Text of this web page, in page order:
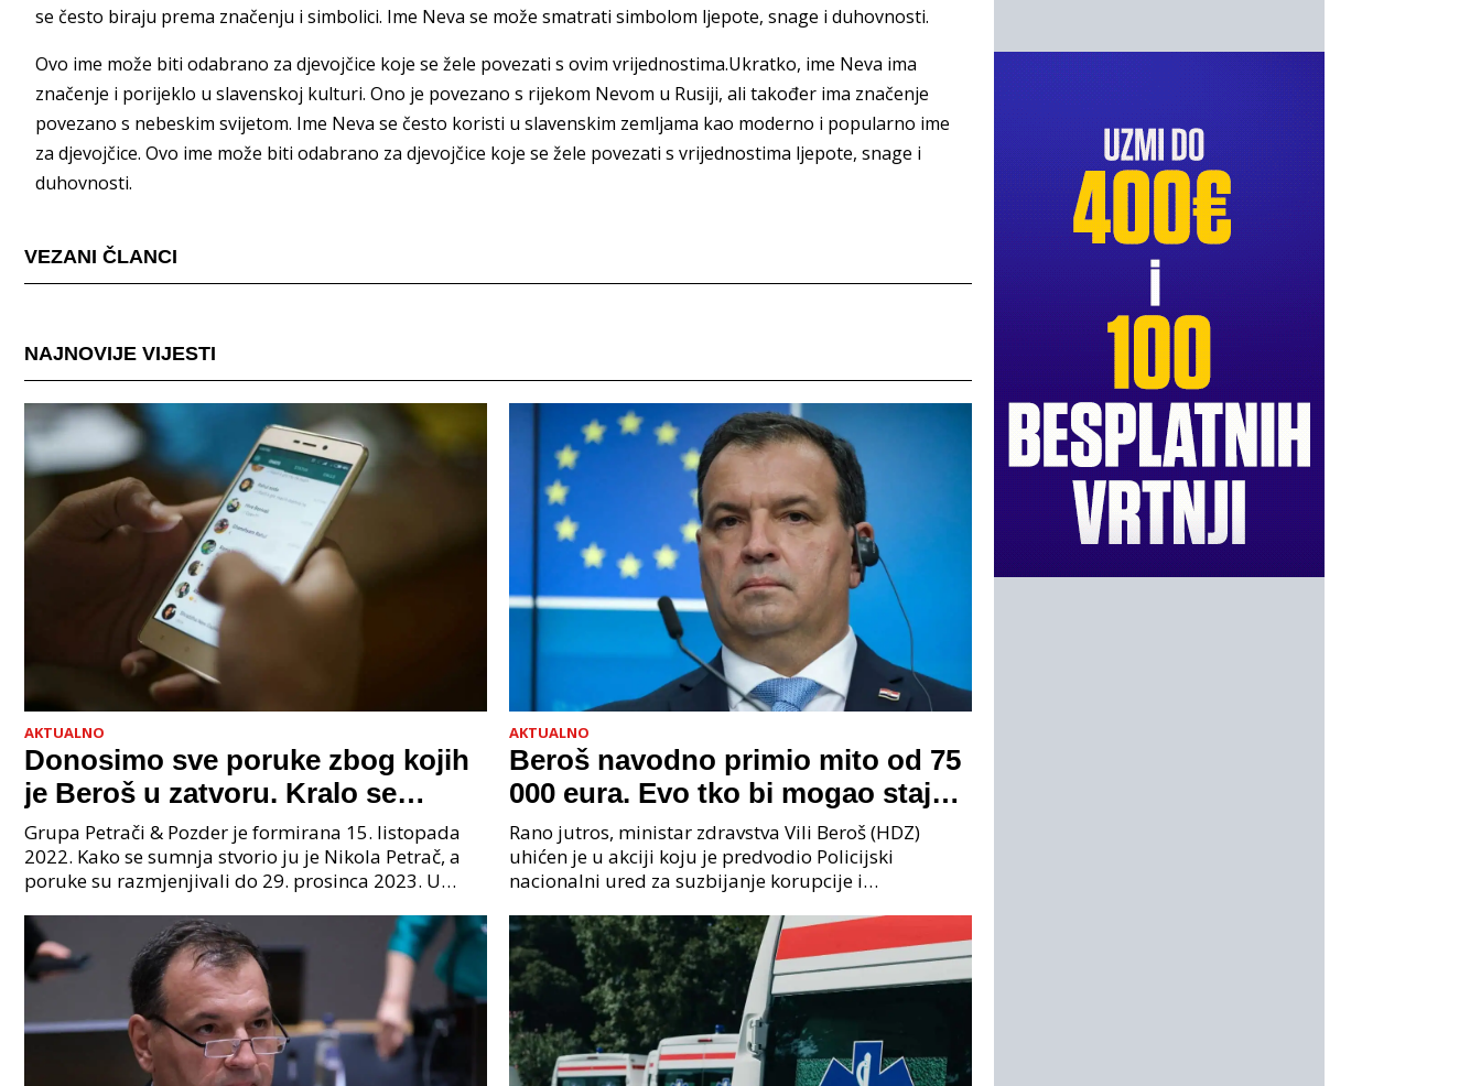
se često biraju prema značenju i simbolici. Ime Neva se može smatrati simbolom ljepote, snage i duhovnosti.
Ovo ime može biti odabrano za djevojčice koje se žele povezati s ovim vrijednostima.Ukratko, ime Neva ima
značenje i porijeklo u slavenskoj kulturi. Ono je povezano s rijekom Nevom u Rusiji, ali također ima značenje
povezano s nebeskim svijetom. Ime Neva se često koristi u slavenskim zemljama kao moderno i popularno ime
za djevojčice. Ovo ime može biti odabrano za djevojčice koje se žele povezati s vrijednostima ljepote, snage i
duhovnosti.
VEZANI ČLANCI
NAJNOVIJE VIJESTI
AKTUALNO
Donosimo sve poruke zbog kojih
je Beroš u zatvoru. Kralo se
godinama. Tko će iz vlade biti
sljedeći uhićen?
Grupa Petrači & Pozder je formirana 15. listopada
2022. Kako se sumnja stvorio ju je Nikola Petrač, a
poruke su razmjenjivali do 29. prosinca 2023. U
AKTUALNO
Beroš navodno primio mito od 75
000 eura. Evo tko bi mogao stajati
na čelu zločinačkog udruženja
Rano jutros, ministar zdravstva Vili Beroš (HDZ)
uhićen je u akciji koju je predvodio Policijski
nacionalni ured za suzbijanje korupcije i
priopćenju USKOK